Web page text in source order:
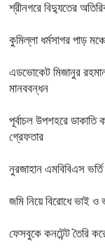
শ্রীনগরে বিদ্যুতের
কুমিল্লা ধর্মসাগর পাড়
এডভোকেট মিজানুর
মানববন্ধন
পূর্বাচল উপশহরে ডাকাতি
গ্রেফতার
নুরজাহান এমবিবিএস ভর্তি
জমি নিয়ে বিরোধে ভাই
ফেসবুকে কনটেন্ট তৈরি